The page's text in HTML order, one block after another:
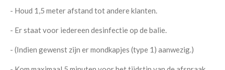
- Houd 1,5 meter afstand tot andere klanten.
- Er staat voor iedereen desinfectie op de balie.
- (Indien gewenst zijn er mondkapjes (type 1) aanwezig.)